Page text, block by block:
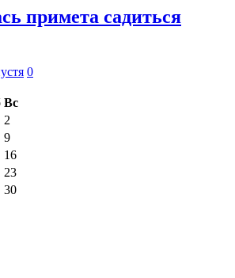
примета садиться
0
Вс
2
9
16
23
30